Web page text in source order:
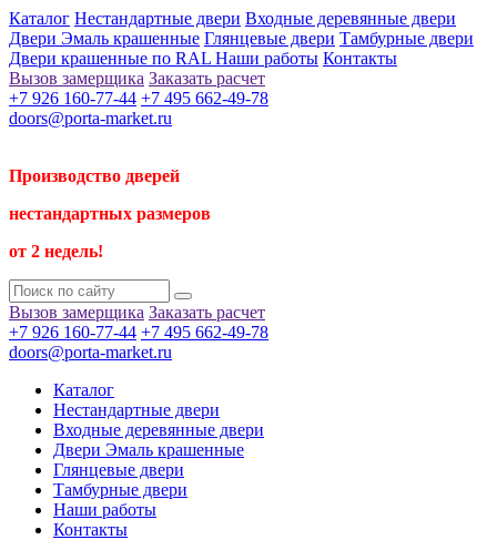
Каталог Нестандартные двери Входные деревянные двери
Двери Эмаль крашенные Глянцевые двери Тамбурные двери
Двери крашенные по RAL Наши работы Контакты
Вызов замерщика Заказать расчет
+7 926 160-77-44 +7 495 662-49-78
doors@porta-market.ru
Производство дверей
нестандартных размеров
от 2 недель!
Вызов замерщика Заказать расчет
+7 926 160-77-44 +7 495 662-49-78
doors@porta-market.ru
Каталог
Нестандартные двери
Входные деревянные двери
Двери Эмаль крашенные
Глянцевые двери
Тамбурные двери
Наши работы
Контакты